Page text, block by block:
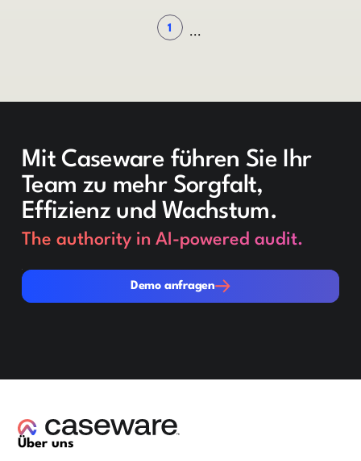
1 ...
Mit Caseware führen Sie Ihr
Team zu mehr Sorgfalt,
Effizienz und Wachstum.
The authority in AI-powered audit.
Demo anfragen
Demo anfragen
Über uns